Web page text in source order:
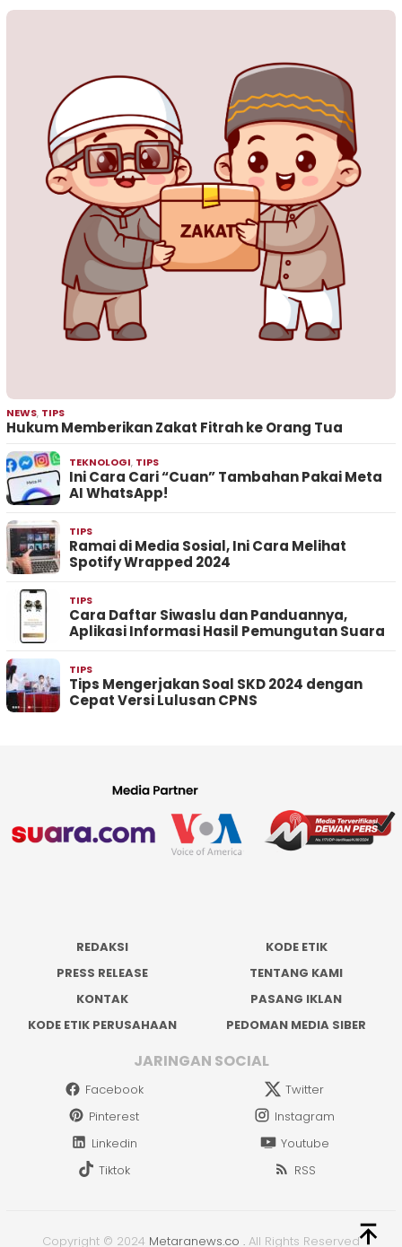
NEWS, TIPS
Hukum Memberikan Zakat Fitrah ke Orang Tua
TEKNOLOGI, TIPS
Ini Cara Cari “Cuan” Tambahan Pakai Meta
AI WhatsApp!
TIPS
Ramai di Media Sosial, Ini Cara Melihat
Spotify Wrapped 2024
TIPS
Cara Daftar Siwaslu dan Panduannya,
Aplikasi Informasi Hasil Pemungutan Suara
TIPS
Tips Mengerjakan Soal SKD 2024 dengan
Cepat Versi Lulusan CPNS
REDAKSI
KODE ETIK
PRESS RELEASE
TENTANG KAMI
KONTAK
PASANG IKLAN
KODE ETIK PERUSAHAAN
PEDOMAN MEDIA SIBER
JARINGAN SOCIAL
Facebook
Twitter
Pinterest
Instagram
Linkedin
Youtube
Tiktok
RSS
Copyright © 2024 Metaranews.co . All Rights Reserved